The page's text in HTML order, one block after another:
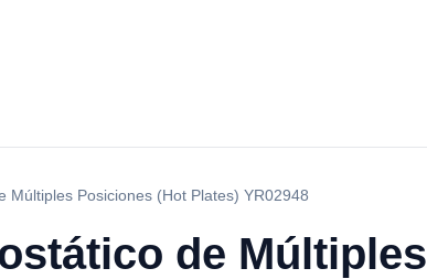
Múltiples Posiciones (Hot Plates) YR02948
de Múltiples